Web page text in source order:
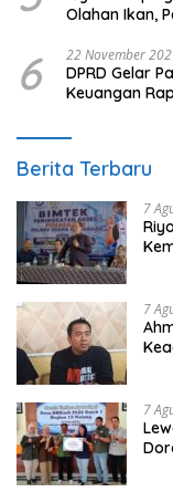
Olahan Ikan,
6 22 November
DPRD Gelar
Keuangan
Berita Terbaru
7
7
7